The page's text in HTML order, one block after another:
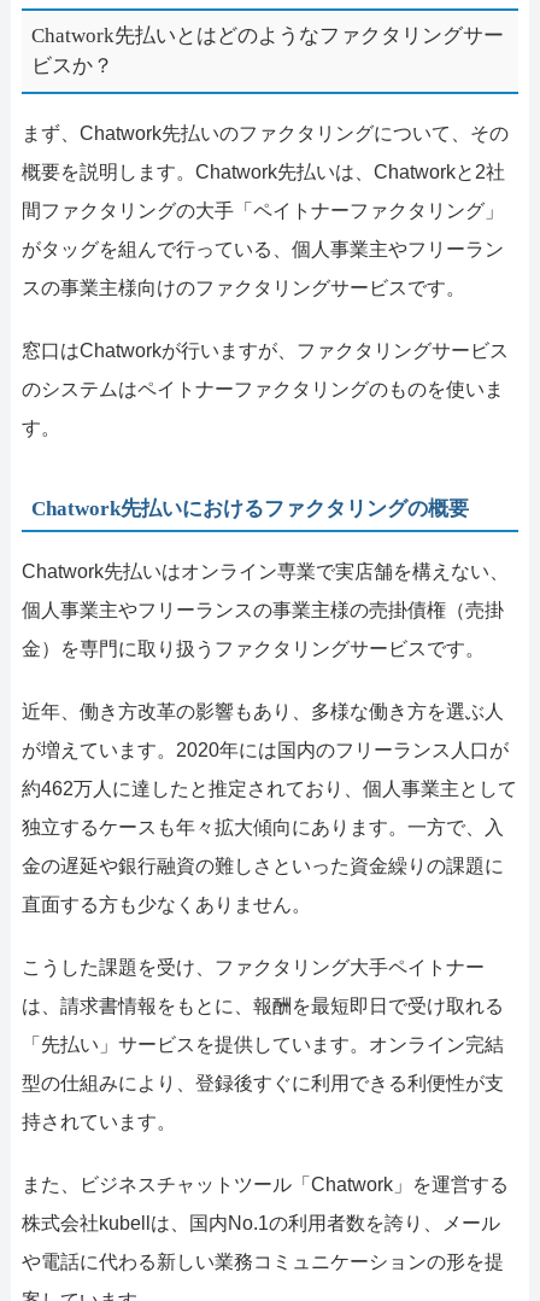
Chatwork先払いとはどのようなファクタリングサー
ビスか？
まず、Chatwork先払いのファクタリングについて、その
概要を説明します。Chatwork先払いは、Chatworkと2社
間ファクタリングの大手「ペイトナーファクタリング」
がタッグを組んで行っている、個人事業主やフリーラン
スの事業主様向けのファクタリングサービスです。
窓口はChatworkが行いますが、ファクタリングサービス
のシステムはペイトナーファクタリングのものを使いま
す。
Chatwork先払いにおけるファクタリングの概要
Chatwork先払いはオンライン専業で実店舗を構えない、
個人事業主やフリーランスの事業主様の売掛債権（売掛
金）を専門に取り扱うファクタリングサービスです。
近年、働き方改革の影響もあり、多様な働き方を選ぶ人
が増えています。2020年には国内のフリーランス人口が
約462万人に達したと推定されており、個人事業主として
独立するケースも年々拡大傾向にあります。一方で、入
金の遅延や銀行融資の難しさといった資金繰りの課題に
直面する方も少なくありません。
こうした課題を受け、ファクタリング大手ペイトナー
は、請求書情報をもとに、報酬を最短即日で受け取れる
「先払い」サービスを提供しています。オンライン完結
型の仕組みにより、登録後すぐに利用できる利便性が支
持されています。
また、ビジネスチャットツール「Chatwork」を運営する
株式会社kubellは、国内No.1の利用者数を誇り、メール
や電話に代わる新しい業務コミュニケーションの形を提